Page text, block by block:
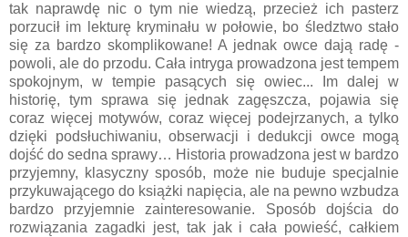
tak naprawdę nic o tym nie wiedzą, przecież ich pasterz
porzucił im lekturę kryminału w połowie, bo śledztwo stało
się za bardzo skomplikowane! A jednak owce dają radę -
powoli, ale do przodu. Cała intryga prowadzona jest tempem
spokojnym, w tempie pasących się owiec... Im dalej w
historię, tym sprawa się jednak zagęszcza, pojawia się
coraz więcej motywów, coraz więcej podejrzanych, a tylko
dzięki podsłuchiwaniu, obserwacji i dedukcji owce mogą
dojść do sedna sprawy… Historia prowadzona jest w bardzo
przyjemny, klasyczny sposób, może nie buduje specjalnie
przykuwającego do książki napięcia, ale na pewno wzbudza
bardzo przyjemnie zainteresowanie. Sposób dojścia do
rozwiązania zagadki jest, tak jak i cała powieść, całkiem